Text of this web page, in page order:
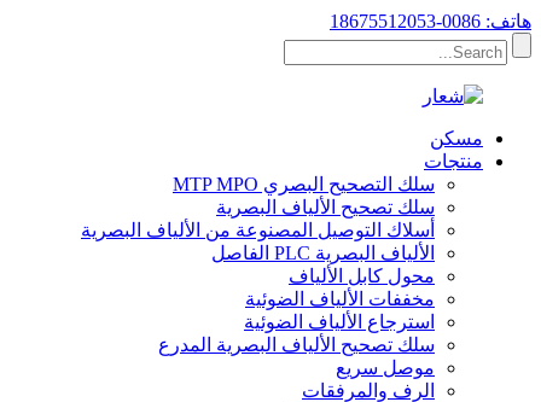
هاتف: 0086-18675512053
مسكن
منتجات
سلك التصحيح البصري MTP MPO
سلك تصحيح الألياف البصرية
أسلاك التوصيل المصنوعة من الألياف البصرية
الألياف البصرية PLC الفاصل
محول كابل الألياف
مخففات الألياف الضوئية
استرجاع الألياف الضوئية
سلك تصحيح الألياف البصرية المدرع
موصل سريع
الرف والمرفقات